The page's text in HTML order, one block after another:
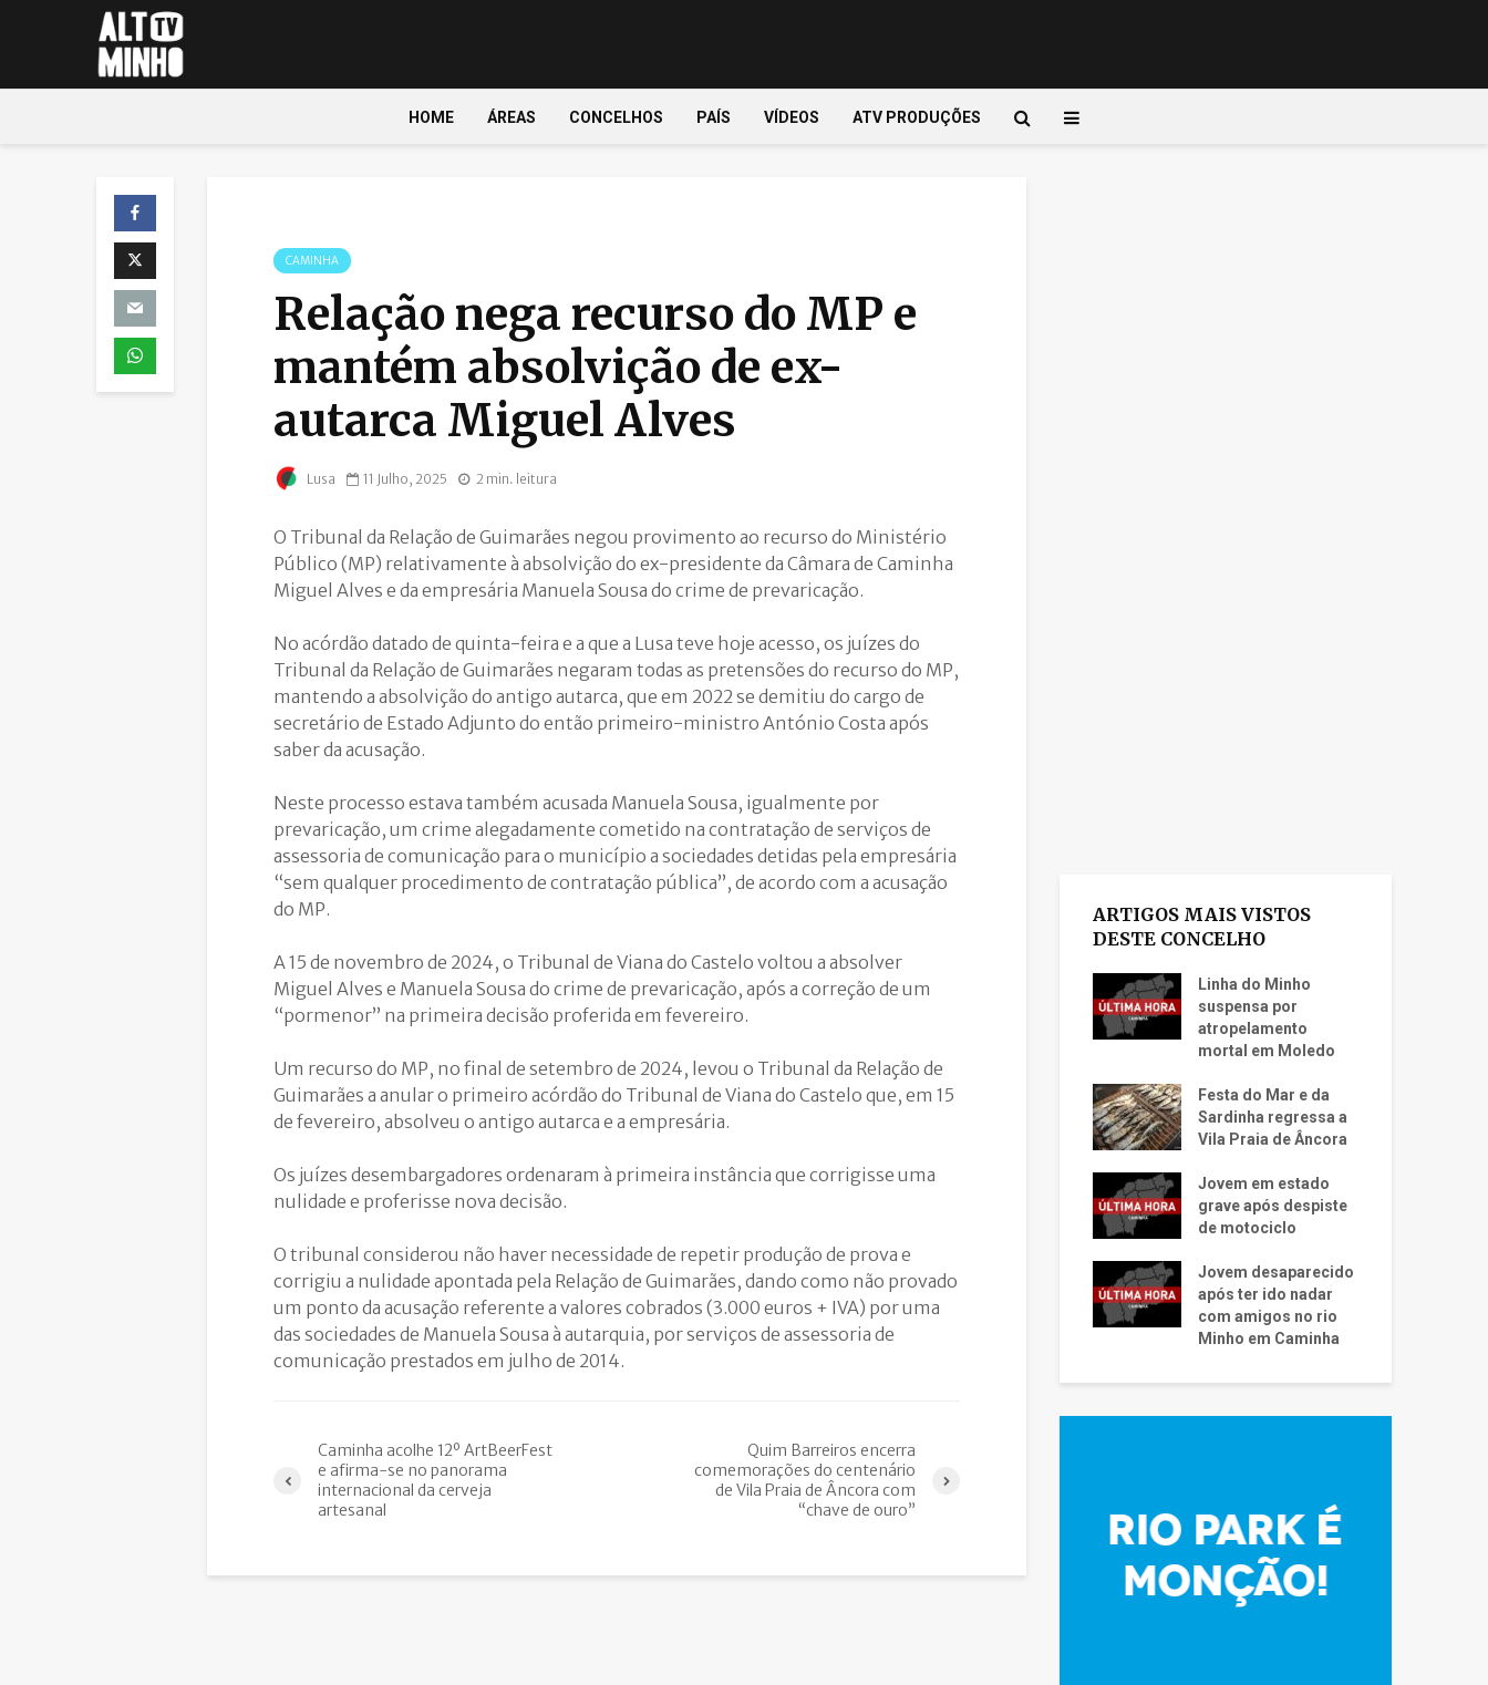
HOME ÁREAS CONCELHOS PAÍS VÍDEOS ATV PRODUÇÕES
CAMINHA
Relação nega recurso do MP e
mantém absolvição de ex-
autarca Miguel Alves
Lusa 11 Julho, 2025 2 min. leitura
O Tribunal da Relação de Guimarães negou provimento ao recurso do Ministério
Público (MP) relativamente à absolvição do ex-presidente da Câmara de Caminha
Miguel Alves e da empresária Manuela Sousa do crime de prevaricação.
No acórdão datado de quinta-feira e a que a Lusa teve hoje acesso, os juízes do
Tribunal da Relação de Guimarães negaram todas as pretensões do recurso do MP,
mantendo a absolvição do antigo autarca, que em 2022 se demitiu do cargo de
secretário de Estado Adjunto do então primeiro-ministro António Costa após
saber da acusação.
Neste processo estava também acusada Manuela Sousa, igualmente por
prevaricação, um crime alegadamente cometido na contratação de serviços de
assessoria de comunicação para o município a sociedades detidas pela empresária
“sem qualquer procedimento de contratação pública”, de acordo com a acusação
do MP.
A 15 de novembro de 2024, o Tribunal de Viana do Castelo voltou a absolver
Miguel Alves e Manuela Sousa do crime de prevaricação, após a correção de um
“pormenor” na primeira decisão proferida em fevereiro.
Um recurso do MP, no final de setembro de 2024, levou o Tribunal da Relação de
Guimarães a anular o primeiro acórdão do Tribunal de Viana do Castelo que, em 15
de fevereiro, absolveu o antigo autarca e a empresária.
Os juízes desembargadores ordenaram à primeira instância que corrigisse uma
nulidade e proferisse nova decisão.
O tribunal considerou não haver necessidade de repetir produção de prova e
corrigiu a nulidade apontada pela Relação de Guimarães, dando como não provado
um ponto da acusação referente a valores cobrados (3.000 euros + IVA) por uma
das sociedades de Manuela Sousa à autarquia, por serviços de assessoria de
comunicação prestados em julho de 2014.
Caminha acolhe 12º ArtBeerFest
e afirma-se no panorama
internacional da cerveja
artesanal
Quim Barreiros encerra
comemorações do centenário
de Vila Praia de Âncora com
“chave de ouro”
ARTIGOS MAIS VISTOS
DESTE CONCELHO
Linha do Minho
suspensa por
atropelamento
mortal em Moledo
Festa do Mar e da
Sardinha regressa a
Vila Praia de Âncora
Jovem em estado
grave após despiste
de motociclo
Jovem desaparecido
após ter ido nadar
com amigos no rio
Minho em Caminha